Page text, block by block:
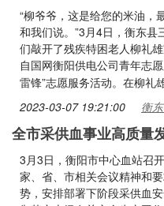
“柳爷爷，这是给您的米油，
和我们说。”3月4日，衡东县
们敲开了残疾特困老人柳礼
自国网衡阳供电公司青年志
雷锋”志愿服务活动。在柳礼
2023-03-07 19:21:00 衡
全市采供血事业高质量
3月3日，衡阳市中心血站召
家、省、市相关会议精神和
势，安排部署下阶段采供血